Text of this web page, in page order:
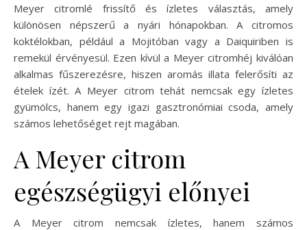
Meyer citromlé frissítő és ízletes választás, amely
különösen népszerű a nyári hónapokban. A citromos
koktélokban, például a Mojitóban vagy a Daiquiriben is
remekül érvényesül. Ezen kívül a Meyer citromhéj kiválóan
alkalmas fűszerezésre, hiszen aromás illata felerősíti az
ételek ízét. A Meyer citrom tehát nemcsak egy ízletes
gyümölcs, hanem egy igazi gasztronómiai csoda, amely
számos lehetőséget rejt magában.
A Meyer citrom
egészségügyi előnyei
A Meyer citrom nemcsak ízletes, hanem számos